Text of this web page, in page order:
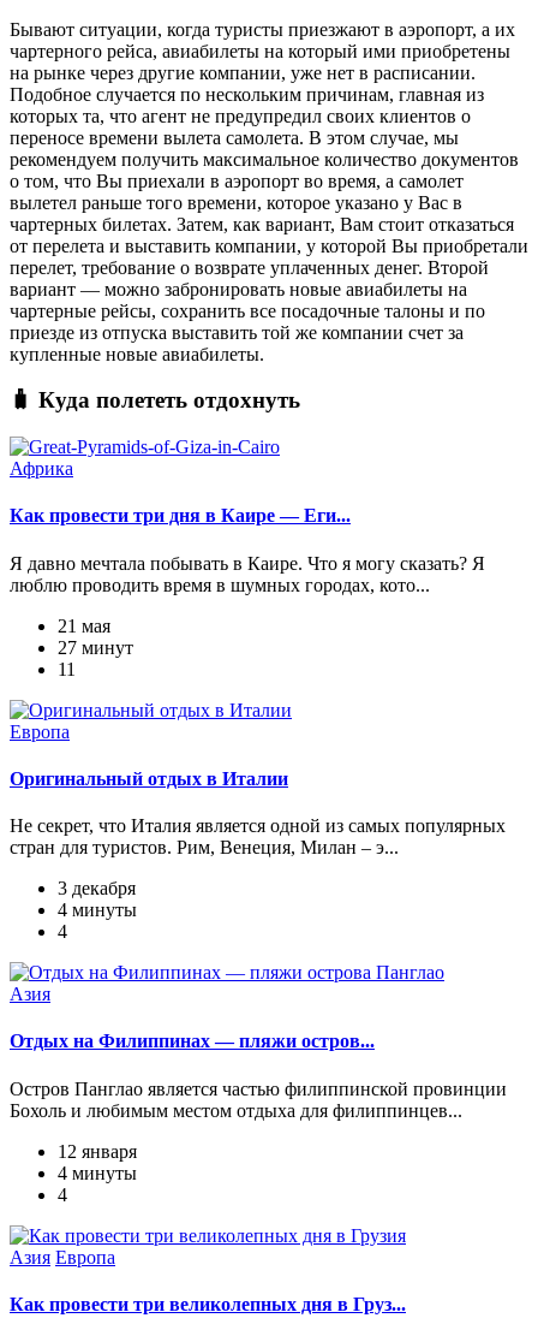
Бывают ситуации, когда туристы приезжают в аэропорт, а их
чартерного рейса, авиабилеты на который ими приобретены
на рынке через другие компании, уже нет в расписании.
Подобное случается по нескольким причинам, главная из
которых та, что агент не предупредил своих клиентов о
переносе времени вылета самолета. В этом случае, мы
рекомендуем получить максимальное количество документов
о том, что Вы приехали в аэропорт во время, а самолет
вылетел раньше того времени, которое указано у Вас в
чартерных билетах. Затем, как вариант, Вам стоит отказаться
от перелета и выставить компании, у которой Вы приобретали
перелет, требование о возврате уплаченных денег. Второй
вариант — можно забронировать новые авиабилеты на
чартерные рейсы, сохранить все посадочные талоны и по
приезде из отпуска выставить той же компании счет за
купленные новые авиабилеты.
🧳 Куда полететь отдохнуть
Африка
Как провести три дня в Каире — Еги...
Я давно мечтала побывать в Каире. Что я могу сказать? Я
люблю проводить время в шумных городах, кото...
21 мая
27 минут
11
Европа
Оригинальный отдых в Италии
Не секрет, что Италия является одной из самых популярных
стран для туристов. Рим, Венеция, Милан – э...
3 декабря
4 минуты
4
Азия
Отдых на Филиппинах — пляжи остров...
Остров Панглао является частью филиппинской провинции
Бохоль и любимым местом отдыха для филиппинцев...
12 января
4 минуты
4
Азия Европа
Как провести три великолепных дня в Груз...